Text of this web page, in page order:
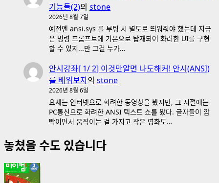
기능들(2)의 stone
2026년 8월 7일
예전엔 ansi.sys 를 부팅 시 별도로 띄워줘야 했는데 지금
은 명령 프롬프트에 기본으로 탑재되어 화려한 UI를 구현
할 수 있지...만 그걸 누가…
안시강좌[ 1/ 2] 이것만알면 나도해커! 안시(ANSI)
를 배워보자의 stone
2026년 8월 6일
요새는 인터넷으로 화려한 동영상을 봤지만, 그 시절에는
PC통신으로 화려한 ANSI 텍스트 쇼를 봤다. 글자들이 깜
빡이면서 움직이는 걸 가지고 작은 영화도…
놓쳤을 수도 있습니다